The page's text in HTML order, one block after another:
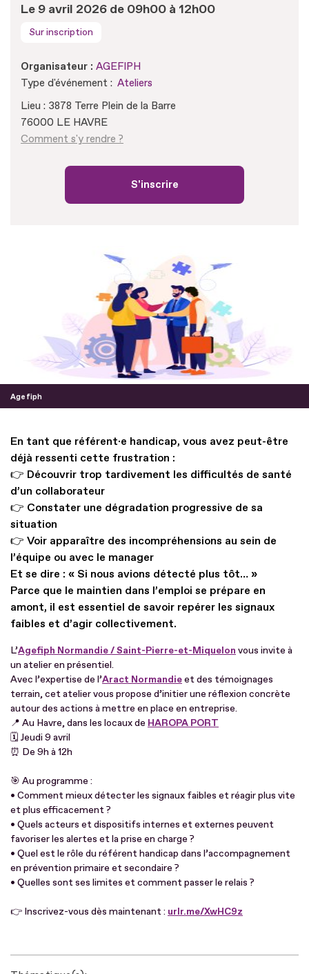
Le 9 avril 2026 de 09h00 à 12h00
Sur inscription
Organisateur : AGEFIPH
Type d'événement : Ateliers
Lieu : 3878 Terre Plein de la Barre
76000 LE HAVRE
Comment s'y rendre ?
S'inscrire
Agefiph
En tant que référent·e handicap, vous avez peut-être
déjà ressenti cette frustration :
👉 Découvrir trop tardivement les difficultés de santé
d’un collaborateur
👉 Constater une dégradation progressive de sa
situation
👉 Voir apparaître des incompréhensions au sein de
l’équipe ou avec le manager
Et se dire : « Si nous avions détecté plus tôt… »
Parce que le maintien dans l’emploi se prépare en
amont, il est essentiel de savoir repérer les signaux
faibles et d’agir collectivement.
L’Agefiph Normandie / Saint-Pierre-et-Miquelon vous invite à
un atelier en présentiel.
Avec l’expertise de l’Aract Normandieet des témoignages
terrain, cet atelier vous propose d’initier une réflexion concrète
autour des actions à mettre en place en entreprise.
📍 Au Havre, dans les locaux de HAROPA PORT
🗓 Jeudi 9 avril
⏰ De 9h à 12h
🎯 Au programme :
• Comment mieux détecter les signaux faibles et réagir plus vite
et plus efficacement ?
• Quels acteurs et dispositifs internes et externes peuvent
favoriser les alertes et la prise en charge ?
• Quel est le rôle du référent handicap dans l’accompagnement
en prévention primaire et secondaire ?
• Quelles sont ses limites et comment passer le relais ?
👉 Inscrivez-vous dès maintenant : urlr.me/XwHC9z